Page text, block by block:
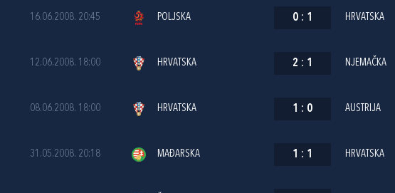
16.06.2008. 20:45 POLJSKA 0 : 1 HRVATSKA
12.06.2008. 18:00 HRVATSKA 2 : 1 NJEMAČKA
08.06.2008. 18:00 HRVATSKA 1 : 0 AUSTRIJA
31.05.2008. 20:18 MAĐARSKA 1 : 1 HRVATSKA